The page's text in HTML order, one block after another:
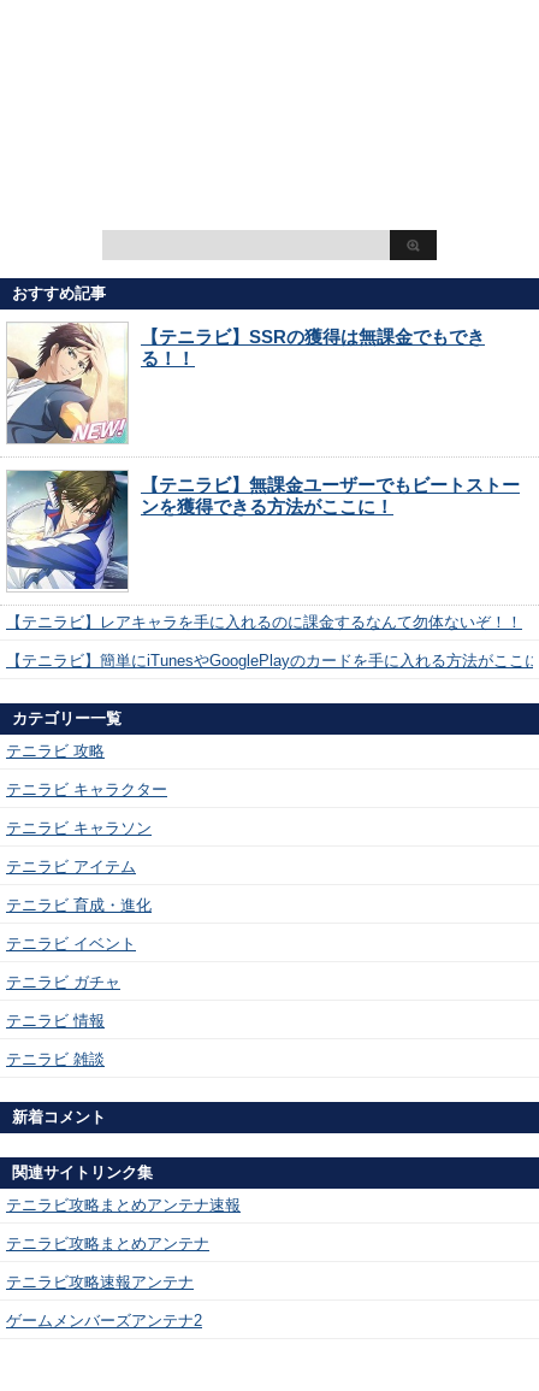
おすすめ記事
【テニラビ】SSRの獲得は無課金でもでき
る！！
【テニラビ】無課金ユーザーでもビートストー
ンを獲得できる方法がここに！
【テニラビ】レアキャラを手に入れるのに課金するなんて勿体ないぞ！！
【テニラビ】簡単にiTunesやGooglePlayのカードを手に入れる方法がここ
カテゴリー一覧
テニラビ 攻略
テニラビ キャラクター
テニラビ キャラソン
テニラビ アイテム
テニラビ 育成・進化
テニラビ イベント
テニラビ ガチャ
テニラビ 情報
テニラビ 雑談
新着コメント
関連サイトリンク集
テニラビ攻略まとめアンテナ速報
テニラビ攻略まとめアンテナ
テニラビ攻略速報アンテナ
ゲームメンバーズアンテナ2